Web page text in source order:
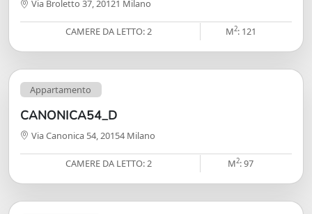
Via Broletto 37, 20121 Milano
CAMERE DA LETTO: 2 M2: 121
Appartamento
CANONICA54_D
Via Canonica 54, 20154 Milano
CAMERE DA LETTO: 2 M2: 97